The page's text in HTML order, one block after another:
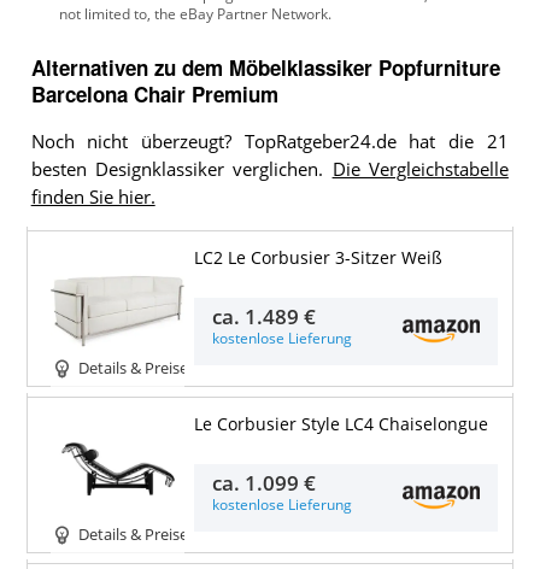
Alternativen zu dem Möbelklassiker Popfurniture
Barcelona Chair Premium
Noch nicht überzeugt? TopRatgeber24.de hat die 21
besten Designklassiker verglichen. Die Vergleichstabelle
finden Sie hier.
Details & Preise
LC2 Le Corbusier 3-Sitzer Weiß
ca. 1.489 €
kostenlose Lieferung
Details & Preise
Le Corbusier Style LC4 Chaiselongue
ca. 1.099 €
kostenlose Lieferung